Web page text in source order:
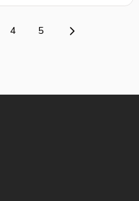
LINE
實用性的家具，同時
貨穩定，...
4 5 下一頁